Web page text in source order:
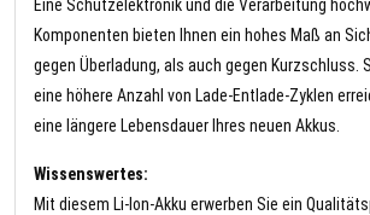
Eine Schutzelektronik und die Verarbeitung
Komponenten bieten Ihnen ein hohes Maß an
gegen Überladung, als auch gegen Kurzschluss.
eine höhere Anzahl von Lade-Entlade-Zyklen
eine längere Lebensdauer Ihres neuen Akkus.
Wissenswertes:
Mit diesem Li-Ion-Akku erwerben Sie ein